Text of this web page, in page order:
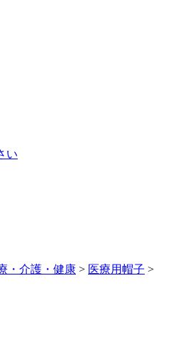
い
・介護・健康 > 医療用帽子 >